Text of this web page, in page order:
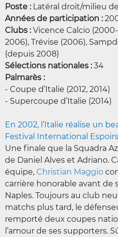
Poste : Latéral droit/milieu
Années de participation :
Clubs :Vicence Calcio
2006), Trévise (2006),
(depuis 2008)
Sélections nationales :34
Palmarès :
- Coupe d’Italie (2012, 2014)
- Supercoupe d’Italie (2014)
En 2002, l’Italie réalise un
Festival International
Une finale que la Squadra
de Daniel Alves et Adriano.
équipe, Christian Maggio
carrière honorable avant de
Naples. Toujours au club
matchs plus tard, le
remporté deux coupes
l’amour de ses supporters.